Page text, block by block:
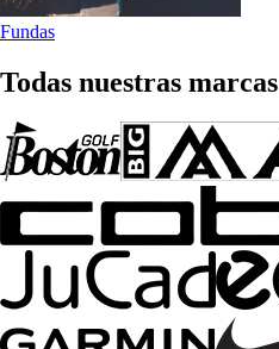
Fundas
Todas nuestras marcas